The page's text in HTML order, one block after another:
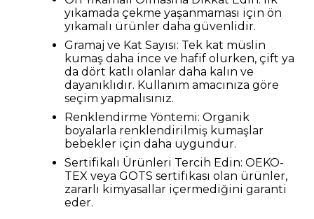
yıkamada çekme yaşanmaması için ön
yıkamalı ürünler daha güvenlidir.
Gramaj ve Kat Sayısı: Tek kat müslin
kumaş daha ince ve hafif olurken, çift ya
da dört katlı olanlar daha kalın ve
dayanıklıdır. Kullanım amacınıza göre
seçim yapmalısınız.
Renklendirme Yöntemi: Organik
boyalarla renklendirilmiş kumaşlar
bebekler için daha uygundur.
Sertifikalı Ürünleri Tercih Edin: OEKO-
TEX veya GOTS sertifikası olan ürünler,
zararlı kimyasallar içermediğini garanti
eder.